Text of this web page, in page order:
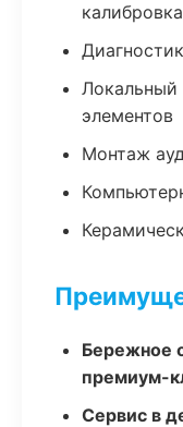
Локальный
элементов
Монтаж
Бережное
премиум-
Сервис в